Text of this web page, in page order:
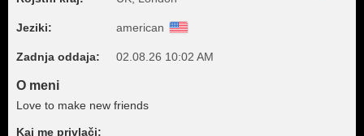
Jeziki: american
Zadnja oddaja: 02.08.26 10:02 AM
O meni
Love to make new friends
Kaj me privlači: